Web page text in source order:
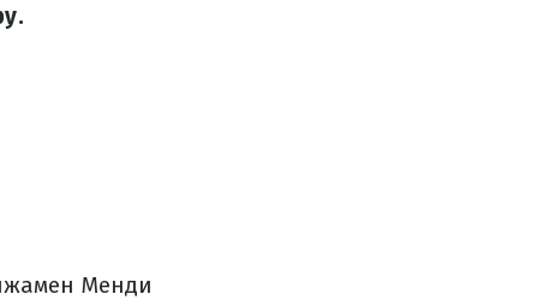
Менди